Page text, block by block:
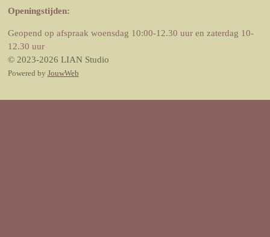
Openingstijden:
Geopend op afspraak woensdag 10:00-12.30 uur en zaterdag 10-
12.30 uur
© 2023-2026 LIAN Studio
Powered by JouwWeb